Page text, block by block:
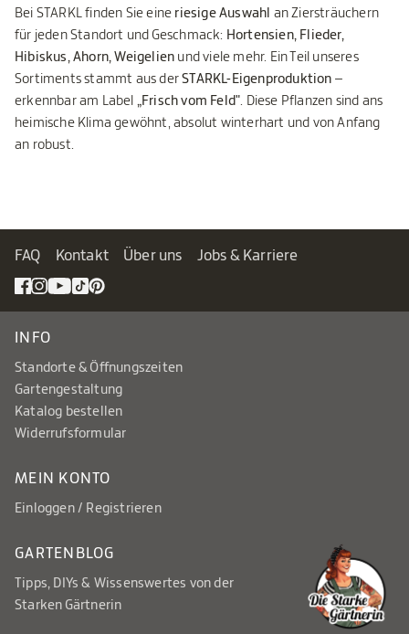
Bei STARKL finden Sie eine riesige Auswahl an Ziersträuchern
für jeden Standort und Geschmack: Hortensien, Flieder,
Hibiskus, Ahorn, Weigelien und viele mehr. Ein Teil unseres
Sortiments stammt aus derSTARKL-Eigenproduktion –
erkennbar am Label „Frisch vom Feld". Diese Pflanzen sind ans
heimische Klima gewöhnt, absolut winterhart und von Anfang
an robust.
FAQ Kontakt Über uns Jobs & Karriere
INFO
Standorte & Öffnungszeiten
Gartengestaltung
Katalog bestellen
Widerrufsformular
MEIN KONTO
Einloggen / Registrieren
GARTENBLOG
Tipps, DIYs & Wissenswertes von der
Starken Gärtnerin